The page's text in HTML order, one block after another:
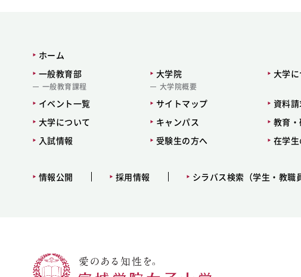
ホーム
一般教育部
一般教育課程
大学院
大学院概要
大学
イベント一覧 サイトマップ 資料
大学について
キャンパス 教育
入試情報
受験生の方へ 在学
情報公開 採用情報 シラバス検索（学生・教職